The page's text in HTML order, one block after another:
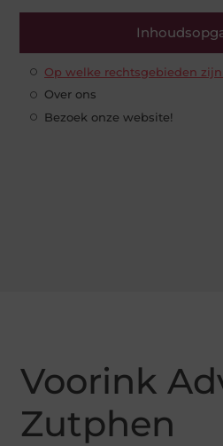
Op welke rechtsgebieden
Over ons
Bezoek onze website!
Voorink
Zutphen